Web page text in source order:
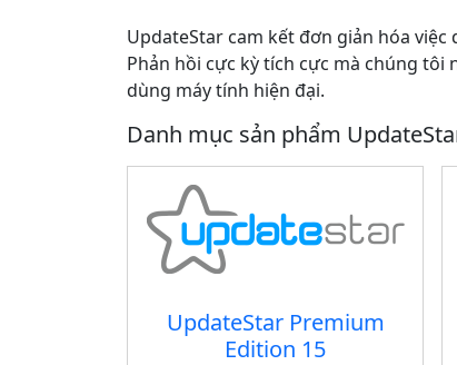
UpdateStar cam kết đơn giản hóa
Phản hồi cực kỳ tích cực mà chúng
dùng máy tính hiện đại.
Danh mục sản phẩm
UpdateStar Premium
Edition 15